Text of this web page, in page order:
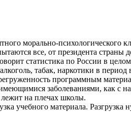
морально-психологического
все, от президента
статистика по России в
табак, наркотики в
программным
заболеваниями, как с
лежит на плечах школы.
учебного материала.